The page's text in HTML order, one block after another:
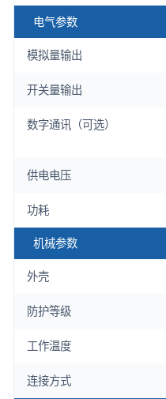
电气参数
模拟量输出
开关量输出
数字通讯（可选）
供电电压
功耗
机械参数
外壳
防护等级
工作温度
连接方式